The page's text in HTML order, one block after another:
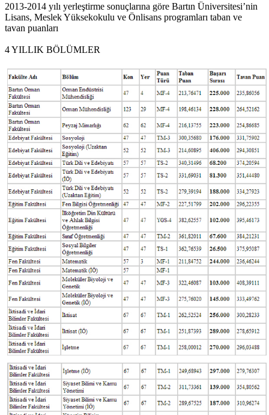
2013-2014 yılı yerleştirme sonuçlarına göre Bartın Üniversitesi’nin
Lisans, Meslek Yüksekokulu ve Önlisans programları taban ve
tavan puanları
4 YILLIK BÖLÜMLER